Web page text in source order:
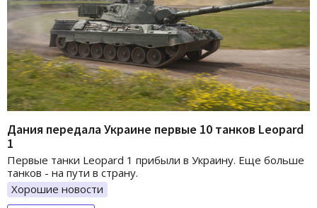
Дания передала Украине первые 10 танков Leopard
1
Первые танки Leopard 1 прибыли в Украину. Еще больше
танков - на пути в страну.
Хорошие новости